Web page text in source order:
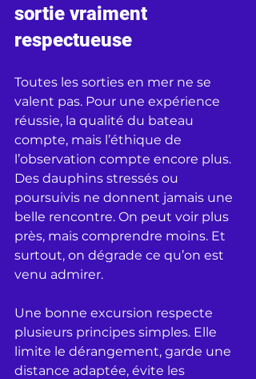
sortie vraiment
respectueuse
Toutes les sorties en mer ne se
valent pas. Pour une expérience
réussie, la qualité du bateau
compte, mais l’éthique de
l’observation compte encore plus.
Des dauphins stressés ou
poursuivis ne donnent jamais une
belle rencontre. On peut voir plus
près, mais comprendre moins. Et
surtout, on dégrade ce qu’on est
venu admirer.
Une bonne excursion respecte
plusieurs principes simples. Elle
limite le dérangement, garde une
distance adaptée, évite les